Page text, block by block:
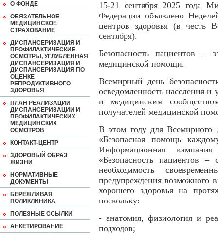
О ФОНДЕ
ОБЯЗАТЕЛЬНОЕ
МЕДИЦИНСКОЕ
СТРАХОВАНИЕ
ДИСПАНСЕРИЗАЦИЯ И
ПРОФИЛАКТИЧЕСКИЕ
ОСМОТРЫ, УГЛУБЛЕННАЯ
ДИСПАНСЕРИЗАЦИЯ И
ДИСПАНСЕРИЗАЦИЯ ПО
ОЦЕНКЕ
РЕПРОДУКТИВНОГО
ЗДОРОВЬЯ
ПЛАН РЕАЛИЗАЦИИ
ДИСПАНСЕРИЗАЦИИ И
ПРОФИЛАКТИЧЕСКИХ
МЕДИЦИНСКИХ
ОСМОТРОВ
КОНТАКТ-ЦЕНТР
ЗДОРОВЫЙ ОБРАЗ
ЖИЗНИ
НОРМАТИВНЫЕ
ДОКУМЕНТЫ
БЕРЕЖЛИВАЯ
ПОЛИКЛИНИКА
ПОЛЕЗНЫЕ ССЫЛКИ
АНКЕТИРОВАНИЕ
15-21 сентября 2025 года
Федерации объявлено
центров здоровья (в честь
сентября).
Безопасность пациентов –
медицинской помощи.
Всемирный день
осведомленность населения и
и медицинским
получателей медицинской
В этом году для Всемирного
«Безопасная помощь
Информационная
«Безопасность пациентов –
необходимость
предупреждения возможного
хорошего здоровья на
поскольку:
- анатомия, физиология и
подходов;